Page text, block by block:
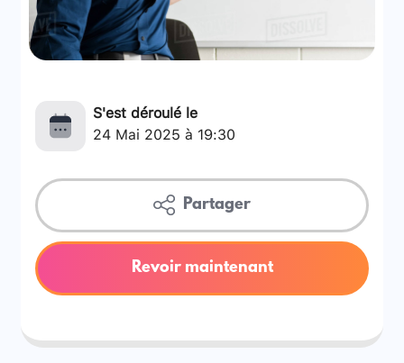
S'est déroulé le
24 Mai 2025 à 19:30
Partager
Revoir maintenant